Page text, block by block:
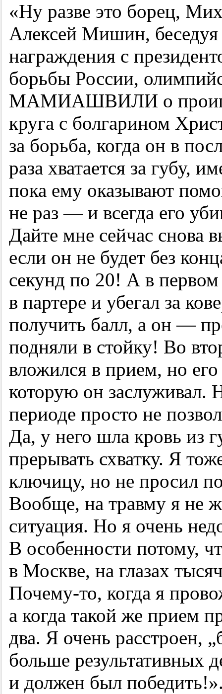
«Ну разве это борец,
Алексей Мишин, беседуя
награждения с
борьбы России,
МАМИАШВИЛИ о
круга с болгарином
за борьба, когда он в
раза хватается за губу,
пока ему оказывают
не раз — и всегда его
Дайте мне сейчас снова
если он не будет без
секунд по 20! А в первом
в партере и убегал за
получить балл, а он —
подняли в стойку! Во
вложился в прием, но
которую он заслуживал.
периоде просто не
Да, у него шла кровь из
прерывать схватку. Я
ключицу, но не просил
Вообще, на травму я не
ситуация. Но я очень
В особенности потому,
в Москве, на глазах
Почему-то, когда я
а когда такой же прием
два. Я очень расстроен,
больше результативных
и должен был